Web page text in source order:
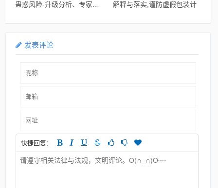
蛊惑风险-升级分析、专家解
解释与落实,谨防虚假包装计
发表评论
快捷回复：